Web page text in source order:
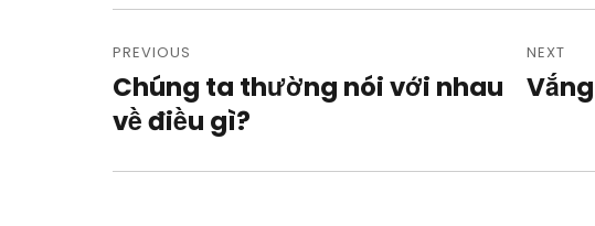
Post
navigation
PREVIOUS
Previous
post:
Chúng ta thường nói với nhau
về điều gì?
NEXT
Next
Vắng